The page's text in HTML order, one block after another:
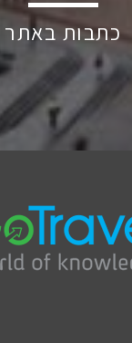
כתבות באתר